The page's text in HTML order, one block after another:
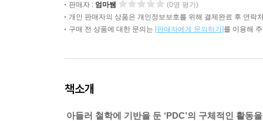
판매자 : 엄마쌤
(0명 평가)
개인 판매자의 상품은 개인정보보호를 위해 결제완료 후 연락
구매 전 상품에 대한 문의는 [판매자에게 문의하기]를 이용해
책소개
아들러 철학에 기반을 둔 ‘PDC’의 구체적인 활동